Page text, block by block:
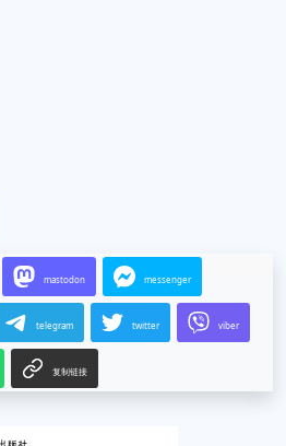
mastodon messenger
telegram twitter viber
复制链接